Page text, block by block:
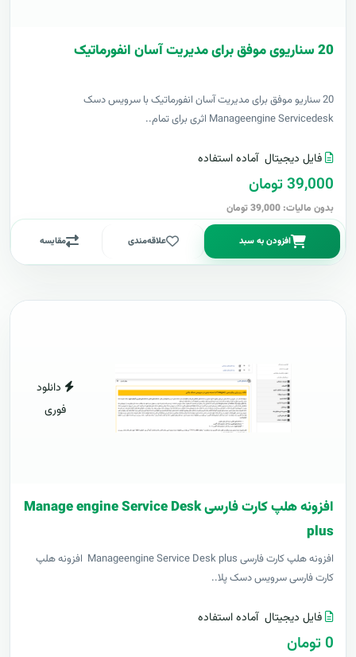
20 سناریوی موفق برای مدیریت آسان انفورماتیک
20 سناریو موفق برای مدیریت آسان انفورماتیک با سرویس دسک
Manageengine Servicedesk اثری برای تمام..
فایل دیجیتال آماده استفاده
39,000 تومان
بدون مالیات: 39,000 تومان
افزودن به سبد علاقه‌مندی مقایسه
دانلود
فوری
افزونه هلپ کارت فارسی Manage engine Service Desk
plus
افزونه هلپ کارت فارسی Manageengine Service Desk plus افزونه هلپ
کارت فارسی سرویس دسک پلا..
فایل دیجیتال آماده استفاده
0 تومان